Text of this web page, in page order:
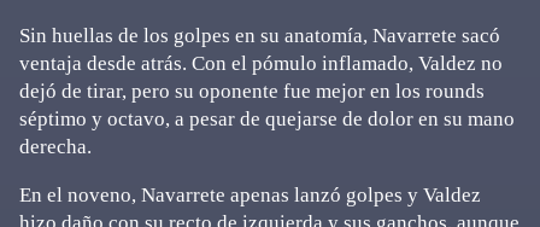
Sin huellas de los golpes en su anatomía, Navarrete sacó
ventaja desde atrás. Con el pómulo inflamado, Valdez no
dejó de tirar, pero su oponente fue mejor en los rounds
séptimo y octavo, a pesar de quejarse de dolor en su mano
derecha.
En el noveno, Navarrete apenas lanzó golpes y Valdez